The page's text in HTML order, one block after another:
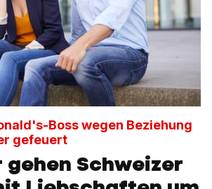
Boss wegen Beziehung
gefeuert
gehen Schweizer